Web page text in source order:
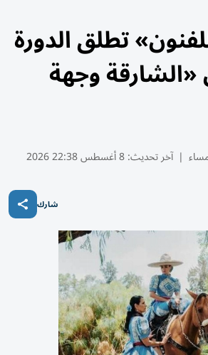
تطلق الدورة
«الشارقة وجهة
| آخر تحديث:8 أغسطس 22:38 2026
شارك